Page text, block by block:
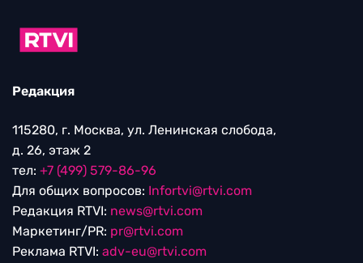
Редакция
115280, г. Москва, ул. Ленинская слобода,
д. 26, этаж 2
тел: +7 (499) 579-86-96
Для общих вопросов: Infortvi@rtvi.com
Редакция RTVI: news@rtvi.com
Маркетинг/PR: pr@rtvi.com
Реклама RTVI: adv-eu@rtvi.com